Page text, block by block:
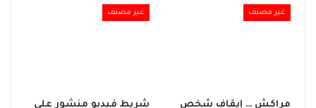
غير مصنف
مراكش … إيقاف شخص
غير مصنف
شريط فيديو منشور على